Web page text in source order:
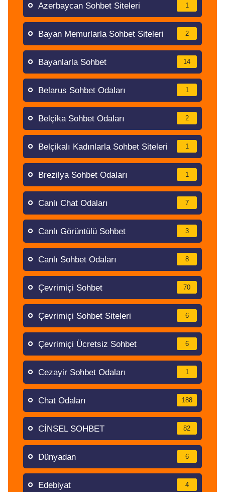
Azerbaycan Sohbet Siteleri 1
Bayan Memurlarla Sohbet Siteleri 2
Bayanlarla Sohbet 14
Belarus Sohbet Odaları 1
Belçika Sohbet Odaları 2
Belçikalı Kadınlarla Sohbet Siteleri 1
Brezilya Sohbet Odaları 1
Canlı Chat Odaları 7
Canlı Görüntülü Sohbet 3
Canlı Sohbet Odaları 8
Çevrimiçi Sohbet 70
Çevrimiçi Sohbet Siteleri 6
Çevrimiçi Ücretsiz Sohbet 6
Cezayir Sohbet Odaları 1
Chat Odaları 188
CİNSEL SOHBET 82
Dünyadan 6
Edebiyat 4